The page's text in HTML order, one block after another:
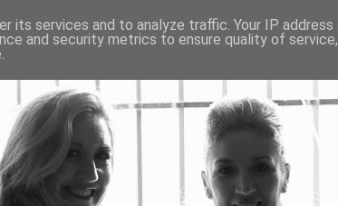
its services and to analyze traffic. Your IP address
and security metrics to ensure quality of